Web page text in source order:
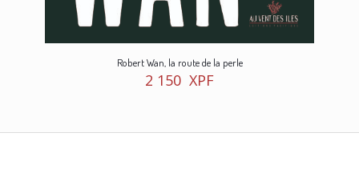
Robert Wan, la route de la perle
2 150 XPF